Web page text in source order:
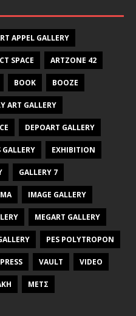
APPEL GALLERY
SPACE ARTZONE 42
BOOK BOOZE
ART GALLERY
DEPOART GALLERY
GALLERY EXHIBITION
GALLERY 7
IMAGE GALLERY
MEGART GALLERY
PES POLYTROPON
PRESS VAULT VIDEO
ΜΕΤΣ